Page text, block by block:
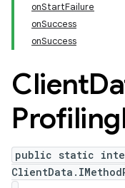
onStartFailure
onSuccess
onSuccess
Client
Profiling
public static